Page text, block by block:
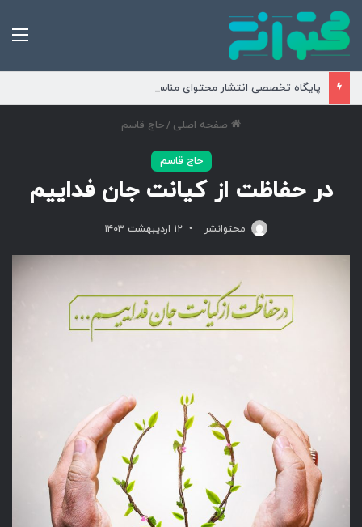
پایگاه تخصصی انتشار محتوای مناسبتی و موضوعی
صفحه اصلی /حاج قاسم
حاج قاسم
در حفاظت از کیانت جان فداییم
محتوانشر ۱۲ اردیبهشت ۱۴۰۳